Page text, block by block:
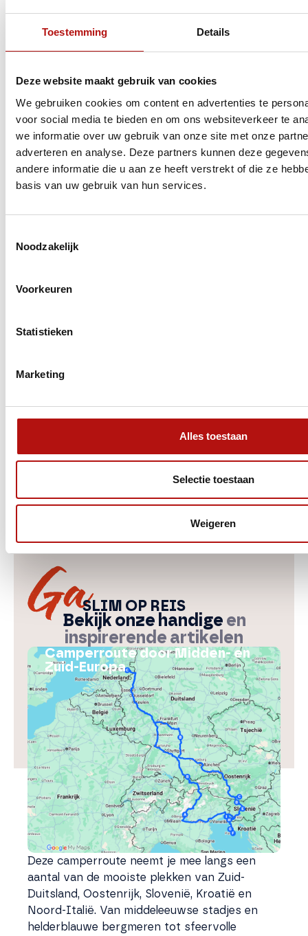
Toestemming Details
Deze website maakt gebruik van cookies
We gebruiken cookies om content en advertenties te
voor social media te bieden en om ons websiteverkeer te
we informatie over uw gebruik van onze site met onze
adverteren en analyse. Deze partners kunnen deze
andere informatie die u aan ze heeft verstrekt of die ze
basis van uw gebruik van hun services.
Noodzakelijk
Voorkeuren
Statistieken
Marketing
Alles toestaan
Selectie toestaan
Weigeren
INDIENEN
Wat is het voordeel van een camper
occasion kopen?
veel camper voor je budget. Een occasion is
proefzitten?
Worden occasions gecontroleerd vóór
verkoop?
Krijg ik uitleg bij aflevering?
SLIM OP REIS
Bekijk onze handige en
inspirerende artikelen
Camperroute door Midden- en
Zuid-Europa
Deze camperroute neemt je mee langs een
aantal van de mooiste plekken van Zuid-
Duitsland, Oostenrijk, Slovenië, Kroatië en
Noord-Italië. Van middeleeuwse stadjes en
helderblauwe bergmeren tot sfeervolle